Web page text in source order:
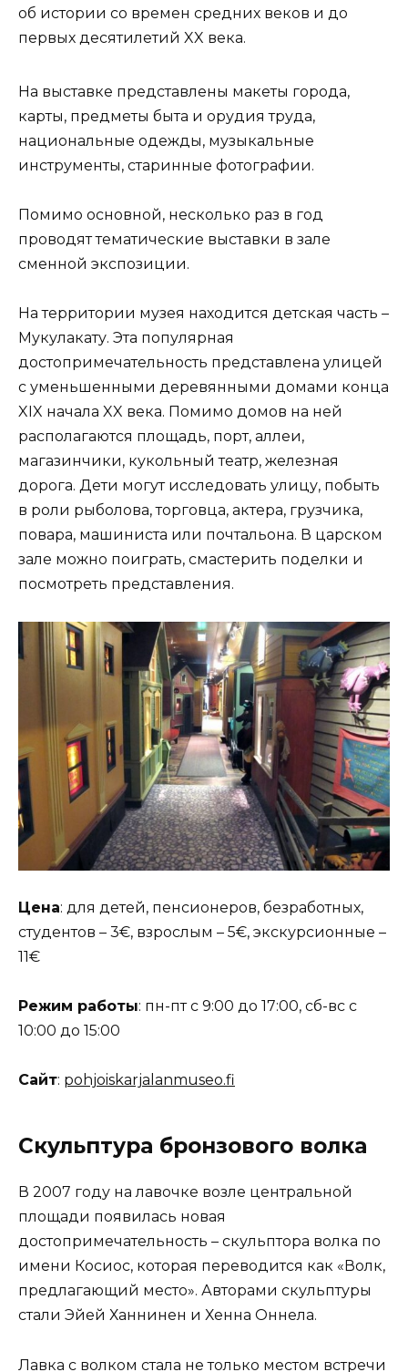
об истории со времен средних веков и до
первых десятилетий XX века.
На выставке представлены макеты города,
карты, предметы быта и орудия труда,
национальные одежды, музыкальные
инструменты, старинные фотографии.
Помимо основной, несколько раз в год
проводят тематические выставки в зале
сменной экспозиции.
На территории музея находится детская часть –
Мукулакату. Эта популярная
достопримечательность представлена улицей
с уменьшенными деревянными домами конца
XIX начала XX века. Помимо домов на ней
располагаются площадь, порт, аллеи,
магазинчики, кукольный театр, железная
дорога. Дети могут исследовать улицу, побыть
в роли рыболова, торговца, актера, грузчика,
повара, машиниста или почтальона. В царском
зале можно поиграть, смастерить поделки и
посмотреть представления.
Цена: для детей, пенсионеров, безработных,
студентов – 3€, взрослым – 5€, экскурсионные –
11€
Режим работы: пн-пт с 9:00 до 17:00, сб-вс с
10:00 до 15:00
Сайт: pohjoiskarjalanmuseo.fi
Скульптура бронзового волка
В 2007 году на лавочке возле центральной
площади появилась новая
достопримечательность – скульптора волка по
имени Косиос, которая переводится как «Волк,
предлагающий место». Авторами скульптуры
стали Эйей Ханнинен и Хенна Оннела.
Лавка с волком стала не только местом встречи